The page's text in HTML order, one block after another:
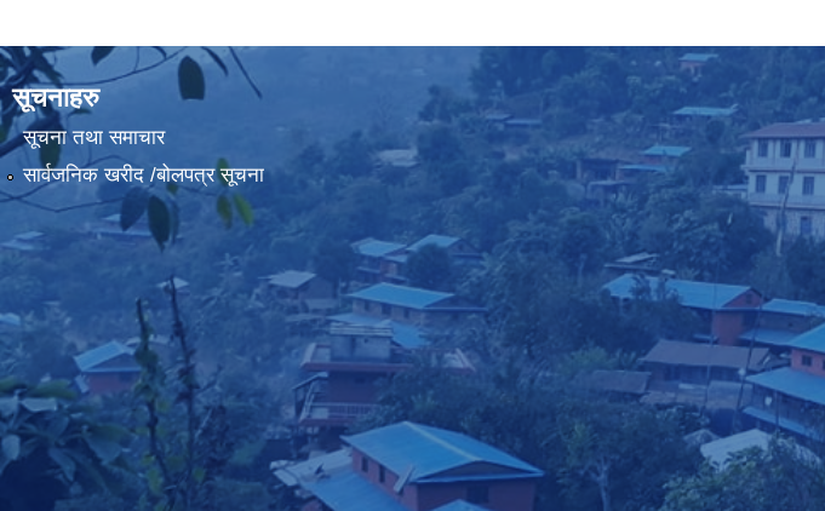
सूचनाहरु
सूचना तथा समाचार
सार्वजनिक खरीद /बोलपत्र सूचना